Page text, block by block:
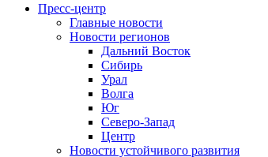
Пресс-центр
Главные новости
Новости регионов
Дальний Восток
Сибирь
Урал
Волга
Юг
Северо-Запад
Центр
Новости устойчивого развития